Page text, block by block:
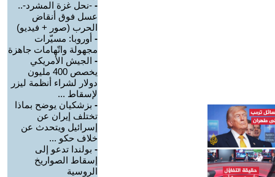
- -نحل غزة المشرد-..
عسل فوق أنقاض
الحرب (صور + فيديو)
- أوروبا: مسيّرات
مجهولة واتّهامات جاهزة
- الجيش الأمريكي
يخصص 400 مليون
دولار لشراء أنظمة ليزر
لإسقاط ...
- بزشكيان يوضح بماذا
تختلف إيران عن
إسرائيل ويتحدث عن
خلاف حكو ...
- بولندا تدعو إلى
إسقاط الصواريخ
الروسية